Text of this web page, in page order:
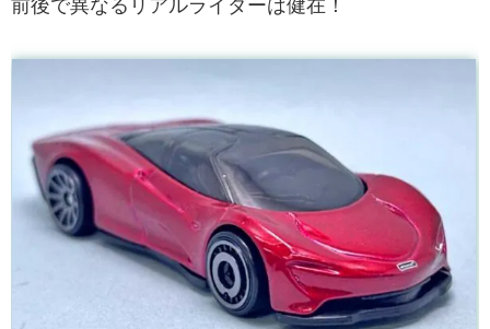
前後で異なるリアルライダーは健在！